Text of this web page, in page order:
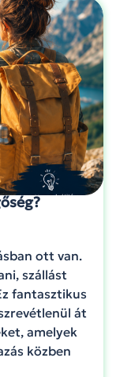
ott van.
szállást
fantasztikus
át
amelyek
közben